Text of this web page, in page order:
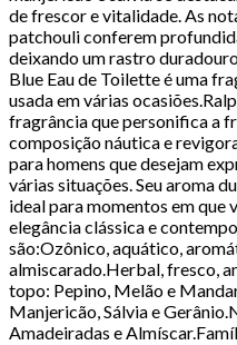
de frescor e vitalidade. As
patchouli conferem
deixando um rastro
Blue Eau de Toilette é uma
usada em várias
fragrância que personifica a
composição náutica e
para homens que desejam
várias situações. Seu aroma
ideal para momentos em que
elegância clássica e
são:Ozônico, aquático,
almiscarado.Herbal, fresco,
topo: Pepino, Melão e
Manjericão, Sálvia e
Amadeiradas e